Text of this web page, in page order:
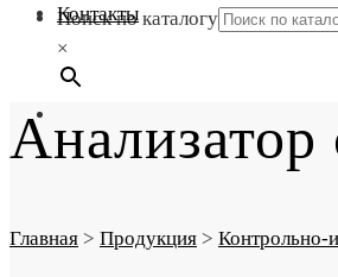
Поиск по каталогу
×
Контакты
Анализатор
Главная > Продукция > Контрольно-